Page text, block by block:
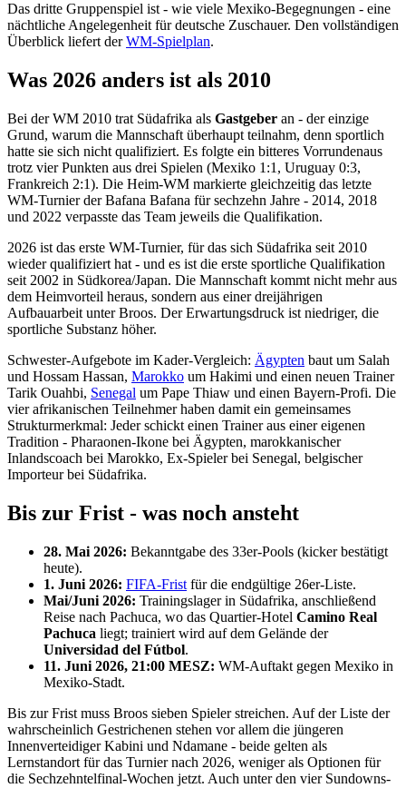
Das dritte Gruppenspiel ist - wie viele Mexiko-Begegnungen - eine
nächtliche Angelegenheit für deutsche Zuschauer. Den vollständigen
Überblick liefert derWM-Spielplan.
Was 2026 anders ist als 2010
Bei der WM 2010 trat Südafrika als Gastgeber an - der einzige
Grund, warum die Mannschaft überhaupt teilnahm, denn sportlich
hatte sie sich nicht qualifiziert. Es folgte ein bitteres Vorrundenaus
trotz vier Punkten aus drei Spielen (Mexiko 1:1, Uruguay 0:3,
Frankreich 2:1). Die Heim-WM markierte gleichzeitig das letzte
WM-Turnier der Bafana Bafana für sechzehn Jahre - 2014, 2018
und 2022 verpasste das Team jeweils die Qualifikation.
2026 ist das erste WM-Turnier, für das sich Südafrika seit 2010
wieder qualifiziert hat - und es ist die erste sportliche Qualifikation
seit 2002 in Südkorea/Japan. Die Mannschaft kommt nicht mehr aus
dem Heimvorteil heraus, sondern aus einer dreijährigen
Aufbauarbeit unter Broos. Der Erwartungsdruck ist niedriger, die
sportliche Substanz höher.
Schwester-Aufgebote im Kader-Vergleich: Ägypten baut um Salah
und Hossam Hassan, Marokko um Hakimi und einen neuen Trainer
Tarik Ouahbi, Senegal um Pape Thiaw und einen Bayern-Profi. Die
vier afrikanischen Teilnehmer haben damit ein gemeinsames
Strukturmerkmal: Jeder schickt einen Trainer aus einer eigenen
Tradition - Pharaonen-Ikone bei Ägypten, marokkanischer
Inlandscoach bei Marokko, Ex-Spieler bei Senegal, belgischer
Importeur bei Südafrika.
Bis zur Frist - was noch ansteht
28. Mai 2026: Bekanntgabe des 33er-Pools (kicker bestätigt
heute).
1. Juni 2026: FIFA-Frist für die endgültige 26er-Liste.
Mai/Juni 2026: Trainingslager in Südafrika, anschließend
Reise nach Pachuca, wo das Quartier-Hotel Camino Real
Pachuca liegt; trainiert wird auf dem Gelände der
Universidad del Fútbol.
11. Juni 2026, 21:00 MESZ: WM-Auftakt gegen Mexiko in
Mexiko-Stadt.
Bis zur Frist muss Broos sieben Spieler streichen. Auf der Liste der
wahrscheinlich Gestrichenen stehen vor allem die jüngeren
Innenverteidiger Kabini und Ndamane - beide gelten als
Lernstandort für das Turnier nach 2026, weniger als Optionen für
die Sechzehntelfinal-Wochen jetzt. Auch unter den vier Sundowns-